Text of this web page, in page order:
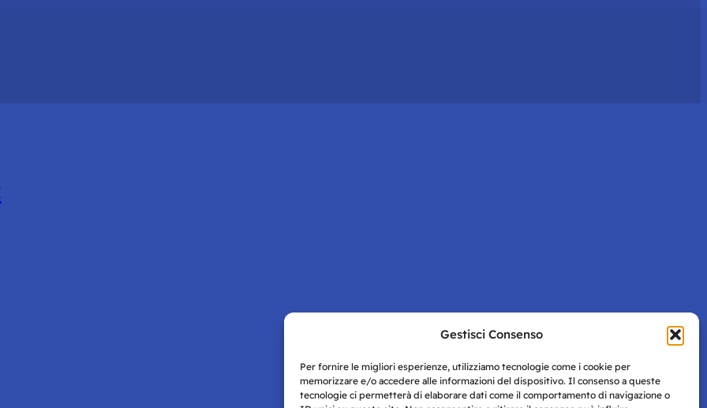
Gestisci Consenso
Per fornire le migliori esperienze, utilizziamo tecnologie come i cookie per
memorizzare e/o accedere alle informazioni del dispositivo. Il consenso a queste
tecnologie ci permetterà di elaborare dati come il comportamento di navigazione o